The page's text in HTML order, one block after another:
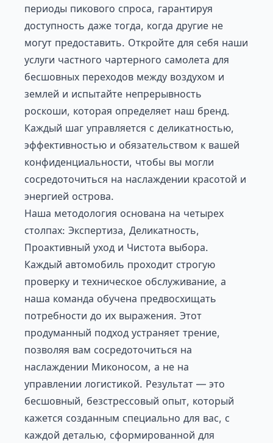
периоды пикового спроса, гарантируя
доступность даже тогда, когда другие не
могут предоставить. Откройте для себя наши
услуги частного чартерного самолета для
бесшовных переходов между воздухом и
землей и испытайте непрерывность
роскоши, которая определяет наш бренд.
Каждый шаг управляется с деликатностью,
эффективностью и обязательством к вашей
конфиденциальности, чтобы вы могли
сосредоточиться на наслаждении красотой и
энергией острова.
Наша методология основана на четырех
столпах: Экспертиза, Деликатность,
Проактивный уход и Чистота выбора.
Каждый автомобиль проходит строгую
проверку и техническое обслуживание, а
наша команда обучена предвосхищать
потребности до их выражения. Этот
продуманный подход устраняет трение,
позволяя вам сосредоточиться на
наслаждении Миконосом, а не на
управлении логистикой. Результат — это
бесшовный, безстрессовый опыт, который
кажется созданным специально для вас, с
каждой деталью, сформированной для